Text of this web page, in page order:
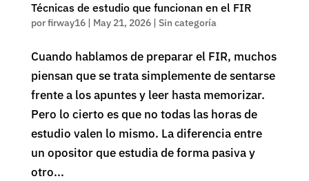
Técnicas de estudio que funcionan en el FIR
porfirway16| May 21, 2026| Sin categoría
Cuando hablamos de preparar el FIR, muchos
piensan que se trata simplemente de sentarse
frente a los apuntes y leer hasta memorizar.
Pero lo cierto es que no todas las horas de
estudio valen lo mismo. La diferencia entre
un opositor que estudia de forma pasiva y
otro...